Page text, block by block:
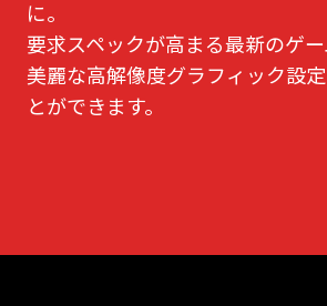
に。
要求スペックが高まる最新のゲー
美麗な高解像度グラフィック設
とができます。